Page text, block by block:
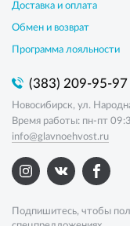
Доставка и оплата
Обмен и возврат
Программа лояльности
(383) 209-95-97
Новосибирск, ул.
Время работы: пн-пт
info@glavnoehvost.ru
Подпишитесь, чтобы